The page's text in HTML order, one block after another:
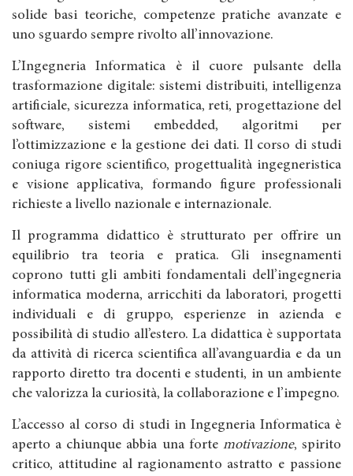
solide basi teoriche, competenze pratiche avanzate e
uno sguardo sempre rivolto all’innovazione.
L’Ingegneria Informatica è il cuore pulsante della
trasformazione digitale: sistemi distribuiti, intelligenza
artificiale, sicurezza informatica, reti, progettazione del
software, sistemi embedded, algoritmi per
l’ottimizzazione e la gestione dei dati. Il corso di studi
coniuga rigore scientifico, progettualità ingegneristica
e visione applicativa, formando figure professionali
richieste a livello nazionale e internazionale.
Il programma didattico è strutturato per offrire un
equilibrio tra teoria e pratica. Gli insegnamenti
coprono tutti gli ambiti fondamentali dell’ingegneria
informatica moderna, arricchiti da laboratori, progetti
individuali e di gruppo, esperienze in azienda e
possibilità di studio all’estero. La didattica è supportata
da attività di ricerca scientifica all’avanguardia e da un
rapporto diretto tra docenti e studenti, in un ambiente
che valorizza la curiosità, la collaborazione e l’impegno.
L’accesso al corso di studi in Ingegneria Informatica è
aperto a chiunque abbia una forte motivazione, spirito
critico, attitudine al ragionamento astratto e passione